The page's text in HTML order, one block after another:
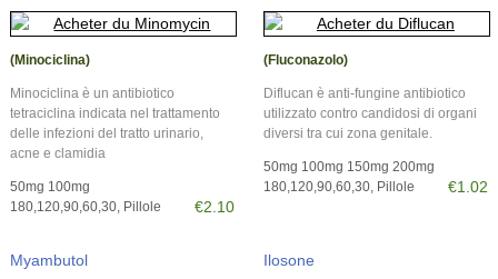
(Minociclina)
Minociclina è un antibiotico
tetraciclina indicata nel trattamento
delle infezioni del tratto urinario,
acne e clamidia
50mg 100mg
180,120,90,60,30, Pillole
€2.10
(Fluconazolo)
Diflucan è anti-fungine antibiotico
utilizzato contro candidosi di organi
diversi tra cui zona genitale.
50mg 100mg 150mg 200mg
180,120,90,60,30, Pillole
€1.02
Myambutol Ilosone